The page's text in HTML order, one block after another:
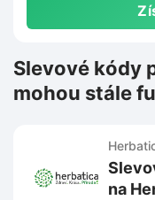
Slevové kódy
mohou stále
na